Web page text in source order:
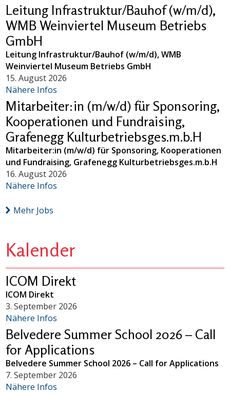
Leitung Infrastruktur/Bauhof (w/m/d),
WMB Weinviertel Museum Betriebs
GmbH
Leitung Infrastruktur/Bauhof (w/m/d), WMB
Weinviertel Museum Betriebs GmbH
15. August 2026
Nähere Infos
Mitarbeiter:in (m/w/d) für Sponsoring,
Kooperationen und Fundraising,
Grafenegg Kulturbetriebsges.m.b.H
Mitarbeiter:in (m/w/d) für Sponsoring, Kooperationen
und Fundraising, Grafenegg Kulturbetriebsges.m.b.H
16. August 2026
Nähere Infos
Mehr Jobs
Kalender
ICOM Direkt
ICOM Direkt
3. September 2026
Nähere Infos
Belvedere Summer School 2026 – Call
for Applications
Belvedere Summer School 2026 – Call for Applications
7. September 2026
Nähere Infos